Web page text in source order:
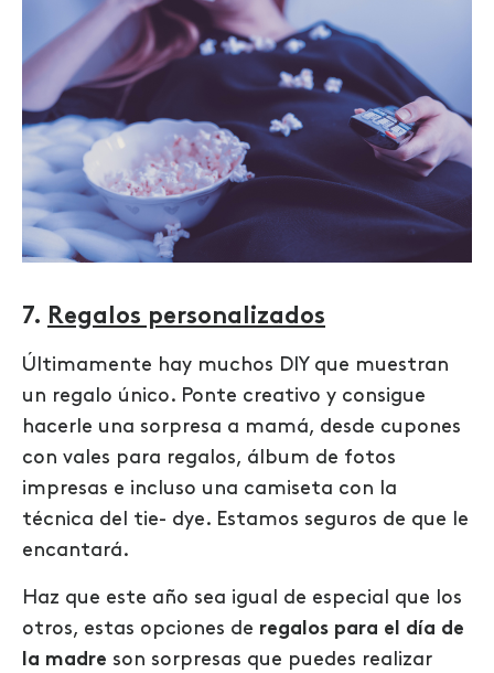
7. Regalos personalizados
Últimamente hay muchos DIY que muestran
un regalo único. Ponte creativo y consigue
hacerle una sorpresa a mamá, desde cupones
con vales para regalos, álbum de fotos
impresas e incluso una camiseta con la
técnica del tie- dye. Estamos seguros de que le
encantará.
Haz que este año sea igual de especial que los
otros, estas opciones de regalos para el día de
la madre son sorpresas que puedes realizar